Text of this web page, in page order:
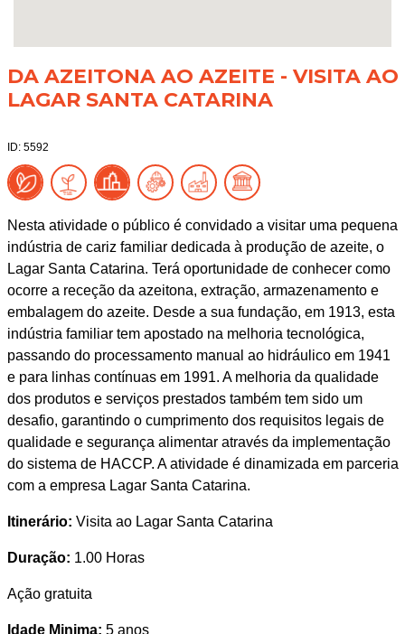
DA AZEITONA AO AZEITE - VISITA AO
LAGAR SANTA CATARINA
ID: 5592
Nesta atividade o público é convidado a visitar uma pequena
indústria de cariz familiar dedicada à produção de azeite, o
Lagar Santa Catarina. Terá oportunidade de conhecer como
ocorre a receção da azeitona, extração, armazenamento e
embalagem do azeite. Desde a sua fundação, em 1913, esta
indústria familiar tem apostado na melhoria tecnológica,
passando do processamento manual ao hidráulico em 1941
e para linhas contínuas em 1991. A melhoria da qualidade
dos produtos e serviços prestados também tem sido um
desafio, garantindo o cumprimento dos requisitos legais de
qualidade e segurança alimentar através da implementação
do sistema de HACCP. A atividade é dinamizada em parceria
com a empresa Lagar Santa Catarina.
Itinerário: Visita ao Lagar Santa Catarina
Duração: 1.00 Horas
Ação gratuita
Idade Minima: 5 anos